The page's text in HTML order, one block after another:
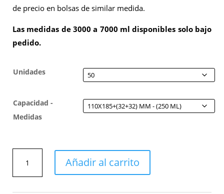
de precio en bolsas de similar medida.
Las medidas de 3000 a 7000 ml disponibles solo bajo
pedido.
Unidades
Capacidad -
Medidas
Doypack
transparente
Añadir al carrito